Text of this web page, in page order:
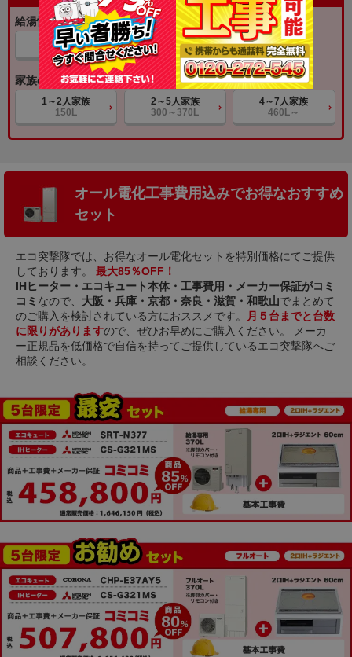
給湯性能から探す
自動風呂給湯 給湯専用
家族の人数（タンク容量）から探す
1～2人家族
150L
2～5人家族
300～370L
4～7人家族
460L～
オール電化工事費用込みでお得なおすすめ
セット
エコ突撃隊では、お得なオール電化セットを特別価格にてご提供
しております。 最大85％OFF！
IHヒーター・エコキュート本体・工事費用・メーカー保証がコミ
コミ なので、 大阪・兵庫・京都・奈良・滋賀・和歌山でまとめて
のご購入を検討されている方におススメです。
月５台までと台数
に限りがありますので、ぜひお早めにご購入ください。 メーカ
ー正規品を低価格で自信を持ってご提供しているエコ突撃隊へご
相談ください。